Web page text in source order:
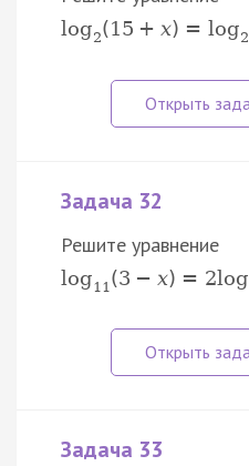
log2(15 + x) = log2
Задача 32
Решите уравнение
log11(3 − x) = 2log
Задача 33